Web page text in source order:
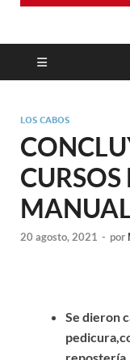
LOS CABOS
CURSOS
20 agosto, 2021 - por
Se dieron